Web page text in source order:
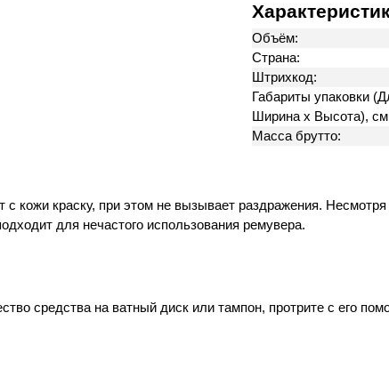
Объём:
Страна:
Штрихкод:
Габариты упаковки
Ширина х Высота),
Масса брутто:
кожи краску, при этом не вызывает раздражения.
для нечастого использования ремувера.
средства на ватный диск или тампон, протрите с его